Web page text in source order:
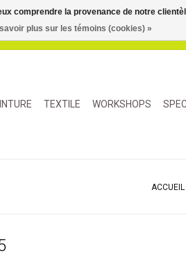
TEXTILE WORKSHOPS
ACCUEIL
comprendre la provenance de notre
plus sur les témoins (cookies) »